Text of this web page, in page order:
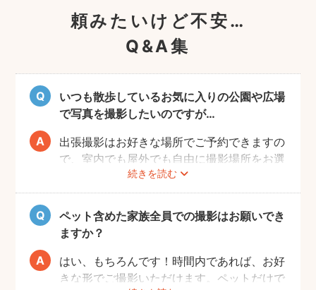
頼みたいけど不安…
Q&A集
いつも散歩しているお気に入りの公園や広場
で写真を撮影したいのですが…
続きを読む
出張撮影はお好きな場所でご予約できますの
で、室内でも屋外でも自由に撮影場所をお選
びいただけます。
しかし、公園や広場によっては「放し飼い」
や「撮影」が禁止の場所もありますので、事
前にご確認をお願いいたします。
ペット含めた家族全員での撮影はお願いでき
ますか？
はい、もちろんです！時間内であれば、お好
きな形でご撮影いただけます。ペットだけで